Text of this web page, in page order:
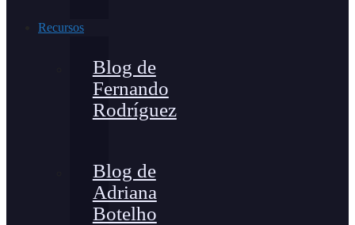
Recursos
Blog de
Fernando
Rodríguez
Blog de
Adriana
Botelho